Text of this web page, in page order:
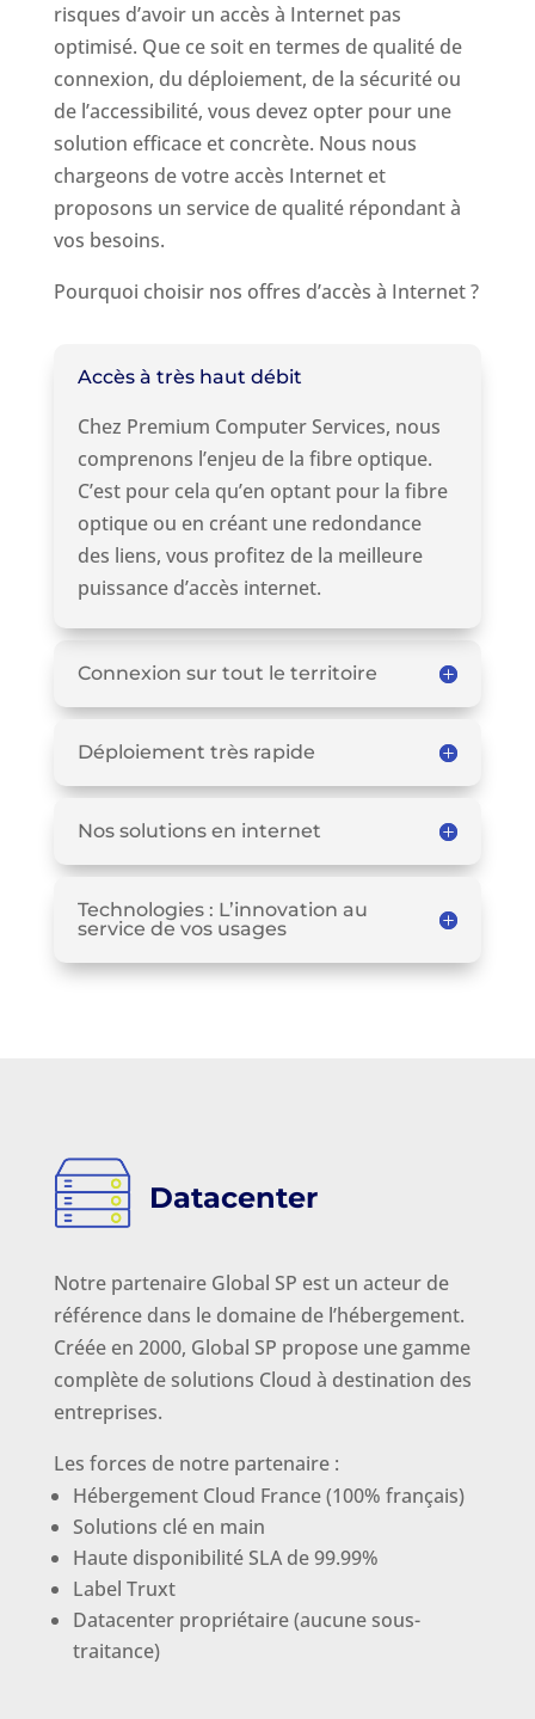
risques d’avoir un accès à Internet pas
optimisé. Que ce soit en termes de qualité de
connexion, du déploiement, de la sécurité ou
de l’accessibilité, vous devez opter pour une
solution efficace et concrète. Nous nous
chargeons de votre accès Internet et
proposons un service de qualité répondant à
vos besoins.
Pourquoi choisir nos offres d’accès à Internet ?
Accès à très haut débit
Chez Premium Computer Services, nous
comprenons l’enjeu de la fibre optique.
C’est pour cela qu’en optant pour la fibre
optique ou en créant une redondance
des liens, vous profitez de la meilleure
puissance d’accès internet.
Connexion sur tout le territoire
Déploiement très rapide
Nos solutions en internet
Technologies : L’innovation au
service de vos usages
Datacenter
Notre partenaire Global SP est un acteur de
référence dans le domaine de l’hébergement.
Créée en 2000, Global SP propose une gamme
complète de solutions Cloud à destination des
entreprises.
Les forces de notre partenaire :
Hébergement Cloud France (100% français)
Solutions clé en main
Haute disponibilité SLA de 99.99%
Label Truxt
Datacenter propriétaire (aucune sous-
traitance)